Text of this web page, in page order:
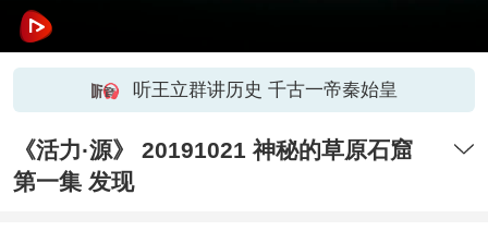
听王立群讲历史 千古一帝秦始皇
《活力·源》 20191021 神秘的草原石窟
第一集 发现